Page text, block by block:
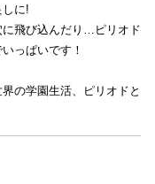
に!
に飛び込んだり…ピリオド
っぱいです！
の学園生活、ピリオドと